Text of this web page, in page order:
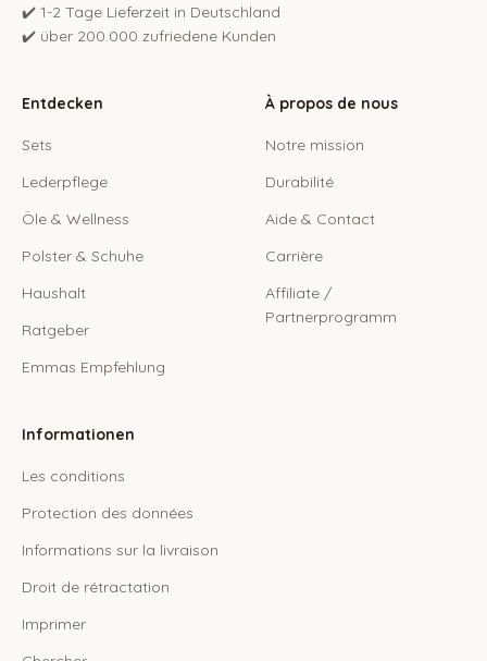
✔️ 1-2 Tage Lieferzeit in Deutschland
✔️ über 200.000 zufriedene Kunden
Entdecken
Sets
Lederpflege
Öle & Wellness
Polster & Schuhe
Haushalt
Ratgeber
Emmas Empfehlung
À propos de nous
Notre mission
Durabilité
Aide & Contact
Carrière
Affiliate /
Partnerprogramm
Informationen
Les conditions
Protection des données
Informations sur la livraison
Droit de rétractation
Imprimer